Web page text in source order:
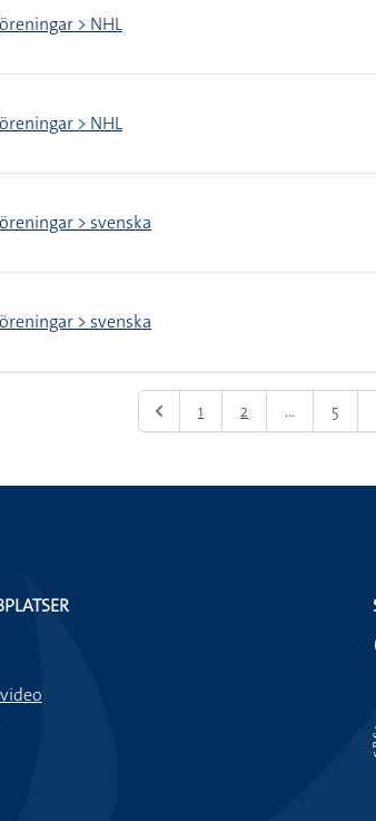
> NHL
> NHL
> svenska
> svenska
1 2 ... 5